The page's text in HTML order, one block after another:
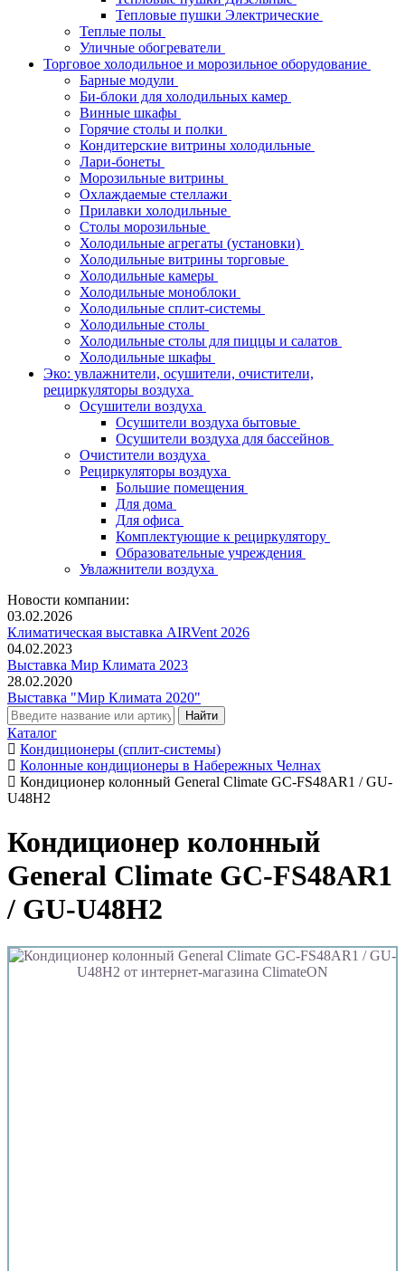
Тепловые пушки Электрические
Теплые полы
Уличные обогреватели
Торговое холодильное и морозильное оборудование
Барные модули
Би-блоки для холодильных камер
Винные шкафы
Горячие столы и полки
Кондитерские витрины холодильные
Лари-бонеты
Морозильные витрины
Охлаждаемые стеллажи
Прилавки холодильные
Столы морозильные
Холодильные агрегаты (установки)
Холодильные витрины торговые
Холодильные камеры
Холодильные моноблоки
Холодильные сплит-системы
Холодильные столы
Холодильные столы для пиццы и салатов
Холодильные шкафы
Эко: увлажнители, осушители, очистители,
рециркуляторы воздуха
Осушители воздуха
Осушители воздуха бытовые
Осушители воздуха для бассейнов
Очистители воздуха
Рециркуляторы воздуха
Большие помещения
Для дома
Для офиса
Комплектующие к рециркулятору
Образовательные учреждения
Увлажнители воздуха
Новости компании:
03.02.2026
Климатическая выставка AIRVent 2026
04.02.2023
Выставка Мир Климата 2023
28.02.2020
Выставка "Мир Климата 2020"
Каталог
Кондиционеры (сплит-системы)
Колонные кондиционеры в Набережных Челнах
Кондиционер колонный General Climate GC-FS48AR1 / GU-
U48H2
Кондиционер колонный
General Climate GC-FS48AR1
/ GU-U48H2